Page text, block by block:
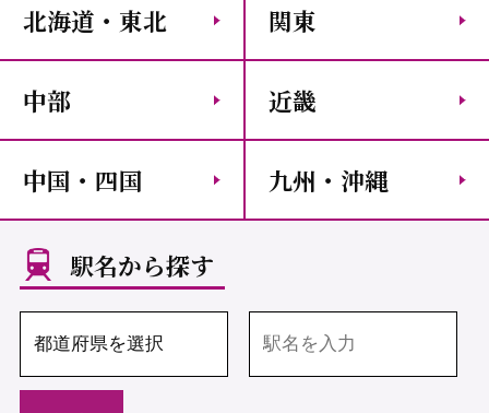
北海道・東北 関東
中部 近畿
中国・四国 九州・沖縄
駅名から探す